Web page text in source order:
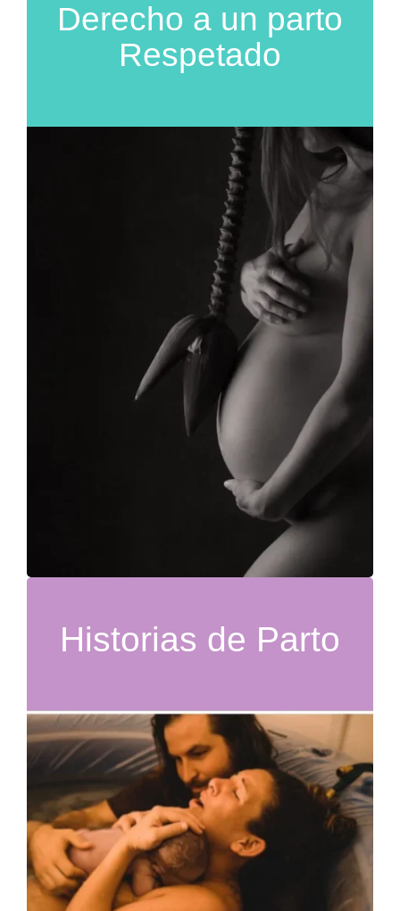
Derecho a un parto
Respetado
Historias de Parto